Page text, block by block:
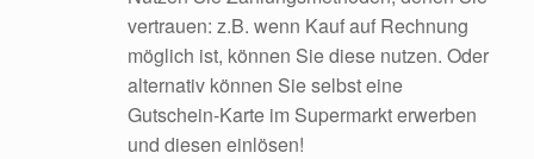
vertrauen: z.B. wenn Kauf auf Rechnung
möglich ist, können Sie diese nutzen. Oder
alternativ können Sie selbst eine
Gutschein-Karte im Supermarkt erwerben
und diesen einlösen!